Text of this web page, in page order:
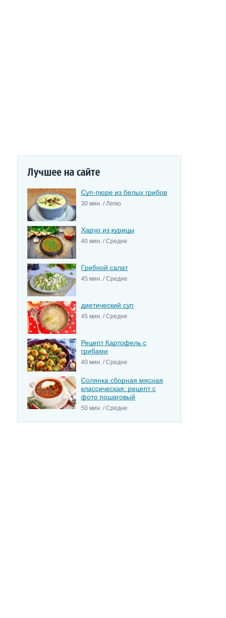
Лучшее на сайте
Суп-пюре из белых грибов
30 мин. / Легко
Харчо из курицы
40 мин. / Средне
Грибной салат
45 мин. / Средне
диетический суп
45 мин. / Средне
Рецепт Картофель с
грибами
40 мин. / Средне
Солянка сборная мясная
классическая: рецепт с
фото пошаговый
50 мин. / Средне